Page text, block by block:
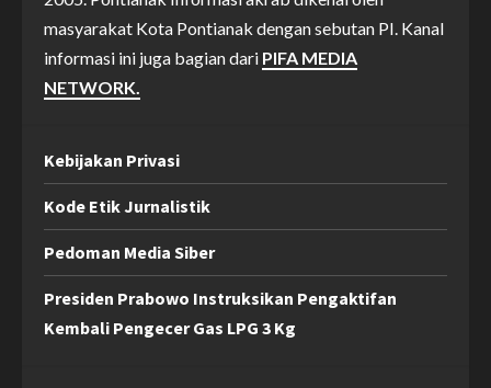
masyarakat Kota Pontianak dengan sebutan PI. Kanal
informasi ini juga bagian dari PIFA MEDIA
NETWORK.
Kebijakan Privasi
Kode Etik Jurnalistik
Pedoman Media Siber
Presiden Prabowo Instruksikan Pengaktifan
Kembali Pengecer Gas LPG 3 Kg